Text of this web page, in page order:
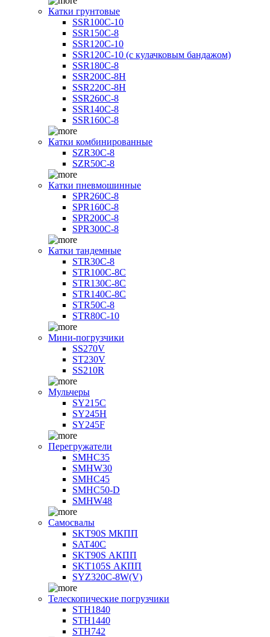
Катки грунтовые
SSR100C-10
SSR150C-8
SSR120C-10
SSR120C-10 (с кулачковым бандажом)
SSR180C-8
SSR200C-8H
SSR220C-8H
SSR260C-8
SSR140C-8
SSR160C-8
Катки комбинированные
SZR30C-8
SZR50C-8
Катки пневмошинные
SPR260C-8
SPR160C-8
SPR200C-8
SPR300C-8
Катки тандемные
STR30C-8
STR100C-8С
STR130C-8С
STR140C-8С
STR50C-8
STR80C-10
Мини-погрузчики
SS270V
ST230V
SS210R
Мульчеры
SY215C
SY245H
SY245F
Перегружатели
SMHC35
SMHW30
SMHC45
SMHC50-D
SMHW48
Самосвалы
SKT90S МКПП
SAT40C
SKT90S АКПП
SKT105S АКПП
SYZ320C-8W(V)
Телескопические погрузчики
STH1840
STH1440
STH742